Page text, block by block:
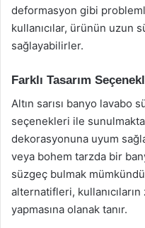
deformasyon gibi
kullanıcılar, ürünün uzun
sağlayabilirler.
Farklı Tasarım
Altın sarısı banyo lavabo
seçenekleri ile
dekorasyonuna uyum
veya bohem tarzda bir
süzgeç bulmak
alternatifleri,
yapmasına olanak tanır.